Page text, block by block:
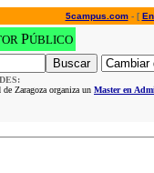
5campus.com - [
PÚBLICO
Zaragoza organiza un Master en